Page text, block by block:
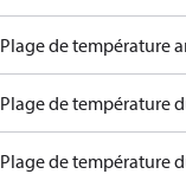
Plage de température
Plage de température
Plage de température